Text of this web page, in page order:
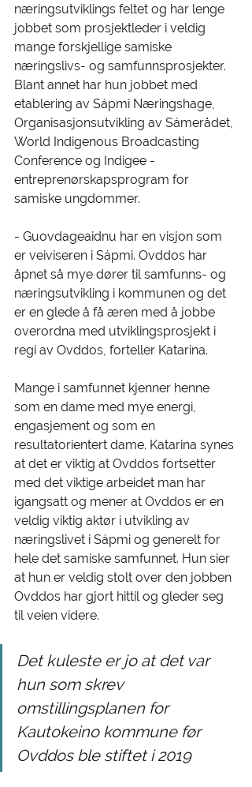
næringsutviklings feltet og har lenge
jobbet som prosjektleder i veldig
mange forskjellige samiske
næringslivs- og samfunnsprosjekter.
Blant annet har hun jobbet med
etablering av Sápmi Næringshage,
Organisasjonsutvikling av Sámerådet,
World Indigenous Broadcasting
Conference og Indigee -
entreprenørskapsprogram for
samiske ungdommer.
- Guovdageaidnu har en visjon som
er veiviseren i Sápmi. Ovddos har
åpnet så mye dører til samfunns- og
næringsutvikling i kommunen og det
er en glede å få æren med å jobbe
overordna med utviklingsprosjekt i
regi av Ovddos, forteller Katarina.
Mange i samfunnet kjenner henne
som en dame med mye energi,
engasjement og som en
resultatorientert dame. Katarina synes
at det er viktig at Ovddos fortsetter
med det viktige arbeidet man har
igangsatt og mener at Ovddos er en
veldig viktig aktør i utvikling av
næringslivet i Sápmi og generelt for
hele det samiske samfunnet. Hun sier
at hun er veldig stolt over den jobben
Ovddos har gjort hittil og gleder seg
til veien videre.
Det kuleste er jo at det var
hun som skrev
omstillingsplanen for
Kautokeino kommune før
Ovddos ble stiftet i 2019